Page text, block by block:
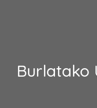
Burlatako